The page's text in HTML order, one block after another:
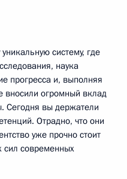
систему, где
наука
прогресса и, выполняя
вносили огромный вклад
Сегодня вы держатели
Отрадно, что они
уже прочно стоит
сил современных